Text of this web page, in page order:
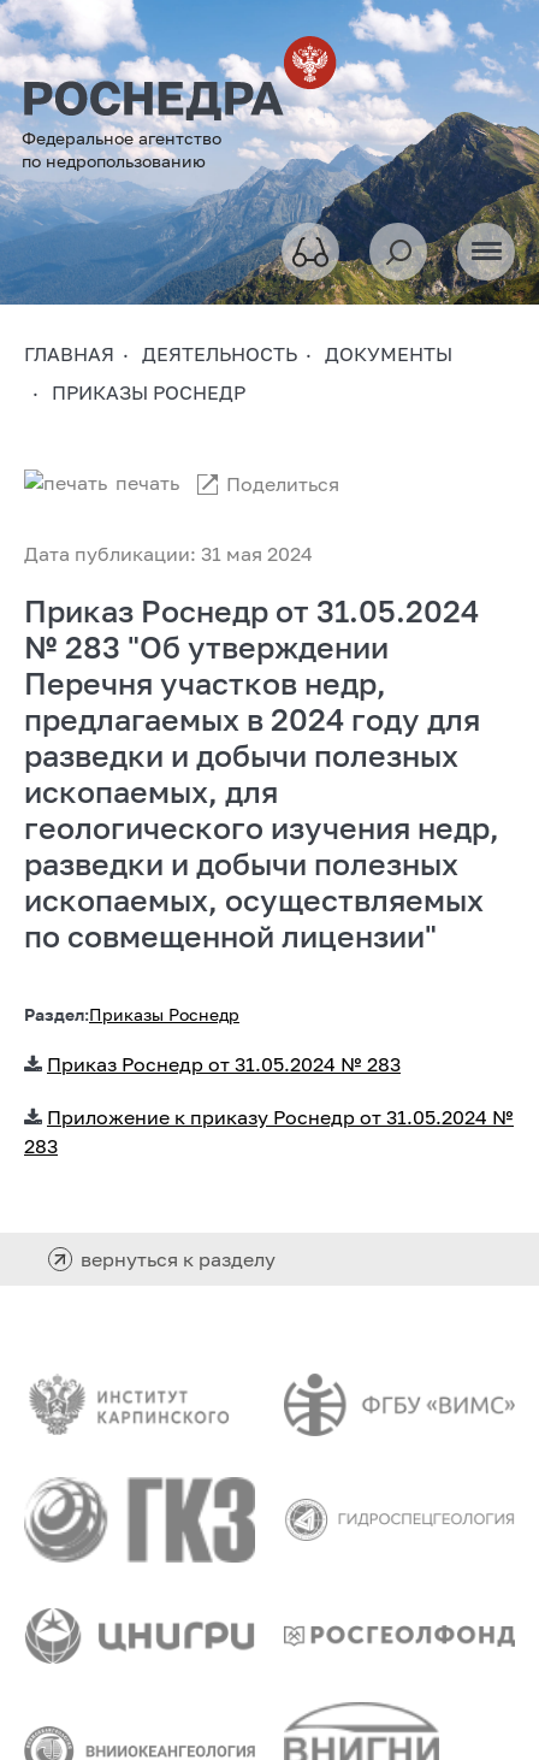
Федеральное агентство
по недропользованию
ГЛАВНАЯ ДЕЯТЕЛЬНОСТЬ
ДОКУМЕНТЫ
ПРИКАЗЫ РОСНЕДР
Дата публикации: 31 мая 2024
печать Поделиться
Приказ Роснедр от 31.05.2024
№ 283 "Об утверждении
Перечня участков недр,
предлагаемых в 2024 году для
разведки и добычи полезных
ископаемых, для
геологического изучения недр,
разведки и добычи полезных
ископаемых, осуществляемых
по совмещенной лицензии"
Раздел:Приказы Роснедр
Приказ Роснедр от 31.05.2024 № 283
Приложение к приказу Роснедр от 31.05.2024 №
283
вернуться к разделу